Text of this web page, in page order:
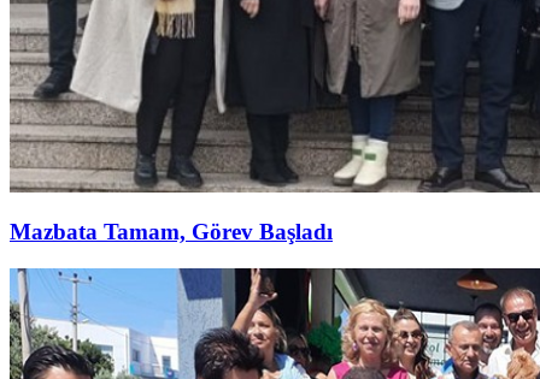
Mazbata Tamam, Görev Başladı